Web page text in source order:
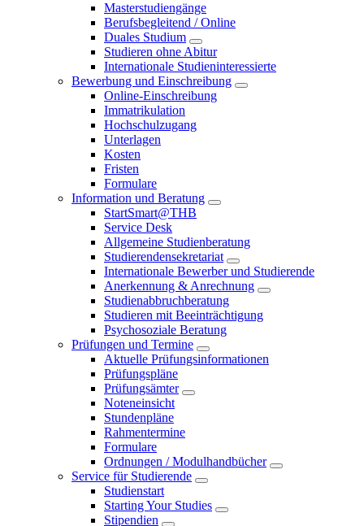
Masterstudiengänge
Berufsbegleitend / Online
Duales Studium
Studieren ohne Abitur
Internationale Studieninteressierte
Bewerbung und Einschreibung
Online-Einschreibung
Immatrikulation
Hochschulzugang
Unterlagen
Kosten
Fristen
Formulare
Information und Beratung
StartSmart@THB
Service Desk
Allgemeine Studienberatung
Studierendensekretariat
Internationale Bewerber und Studierende
Anerkennung & Anrechnung
Studienabbruchberatung
Studieren mit Beeinträchtigung
Psychosoziale Beratung
Prüfungen und Termine
Aktuelle Prüfungsinformationen
Prüfungspläne
Prüfungsämter
Noteneinsicht
Stundenpläne
Rahmentermine
Formulare
Ordnungen / Modulhandbücher
Service für Studierende
Studienstart
Starting Your Studies
Stipendien